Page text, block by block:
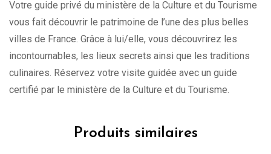
Votre guide privé du ministère de la Culture et du Tourisme
vous fait découvrir le patrimoine de l’une des plus belles
villes de France. Grâce à lui/elle, vous découvrirez les
incontournables, les lieux secrets ainsi que les traditions
culinaires. Réservez votre visite guidée avec un guide
certifié par le ministère de la Culture et du Tourisme.
Produits similaires